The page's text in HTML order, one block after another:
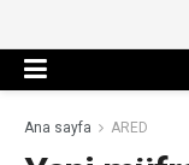
Ana sayfa ARED